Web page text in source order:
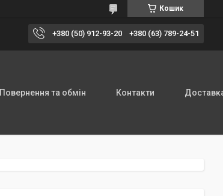
Кошик
+380 (50) 912-93-20 +380 (63) 789-24-51
Повернення та обмін Контакти